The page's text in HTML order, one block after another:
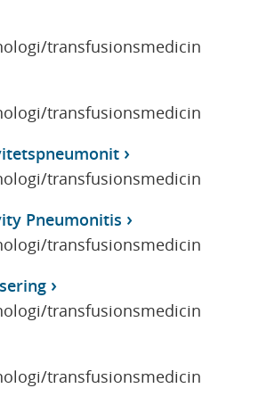
transfusionsmedicin
transfusionsmedicin
transfusionsmedicin
Pneumonitis
transfusionsmedicin
transfusionsmedicin
transfusionsmedicin